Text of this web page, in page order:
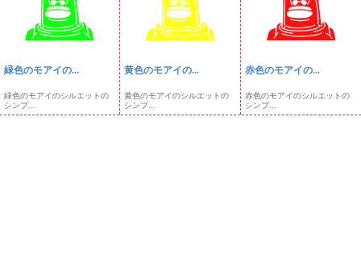
緑色のモアイの...
緑色のモアイのシルエットの
シンプ...
黄色のモアイの...
黄色のモアイのシルエットの
シンプ...
赤色のモアイの...
赤色のモアイのシルエットの
シンプ...